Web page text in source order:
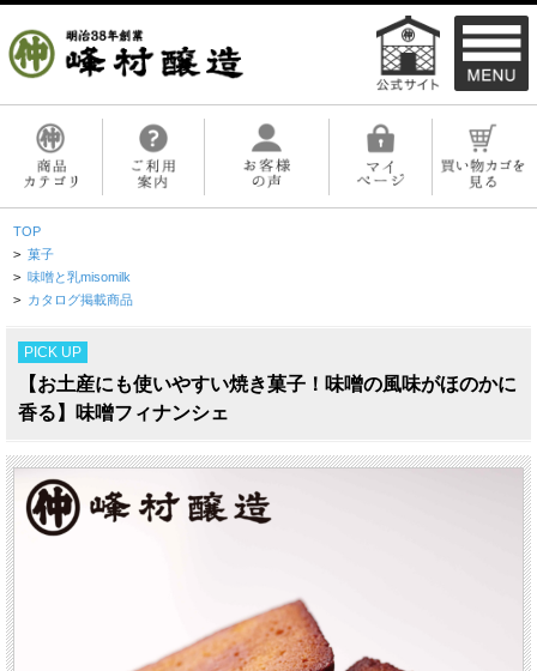
TOP
> 菓子
> 味噌と乳misomilk
> カタログ掲載商品
PICK UP
【お土産にも使いやすい焼き菓子！味噌の風味がほのかに
香る】味噌フィナンシェ